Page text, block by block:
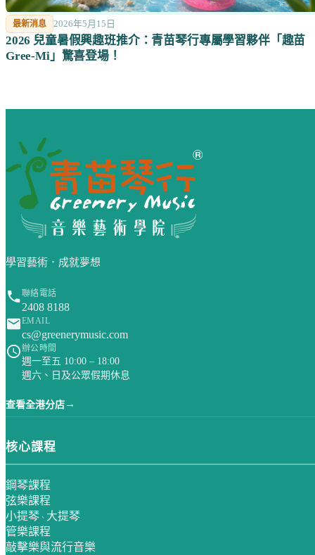
最新消息 2026年5月15日
2026 兒童暑假興趣班推介：青苗琴行專屬學習夥伴「趣苗
Gree-Mi」驚喜登場！
學習藝術．成就夢想
聯絡電話
2408 8188
EMAIL
cs@greenerymusic.com
辦公時間
週一至五 10:00 – 18:00
週六、日及公眾假期休息
查看全港分店 →
核心課程
鋼琴課程
弦樂課程
小提琴 、 大提琴
管樂課程
敲擊樂與流行音樂